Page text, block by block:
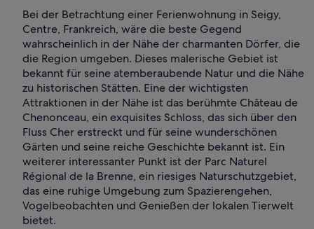
Bei der Betrachtung einer Ferienwohnung in Seigy,
Centre, Frankreich, wäre die beste Gegend
wahrscheinlich in der Nähe der charmanten Dörfer, die
die Region umgeben. Dieses malerische Gebiet ist
bekannt für seine atemberaubende Natur und die Nähe
zu historischen Stätten. Eine der wichtigsten
Attraktionen in der Nähe ist das berühmte Château de
Chenonceau, ein exquisites Schloss, das sich über den
Fluss Cher erstreckt und für seine wunderschönen
Gärten und seine reiche Geschichte bekannt ist. Ein
weiterer interessanter Punkt ist der Parc Naturel
Régional de la Brenne, ein riesiges Naturschutzgebiet,
das eine ruhige Umgebung zum Spazierengehen,
Vogelbeobachten und Genießen der lokalen Tierwelt
bietet.